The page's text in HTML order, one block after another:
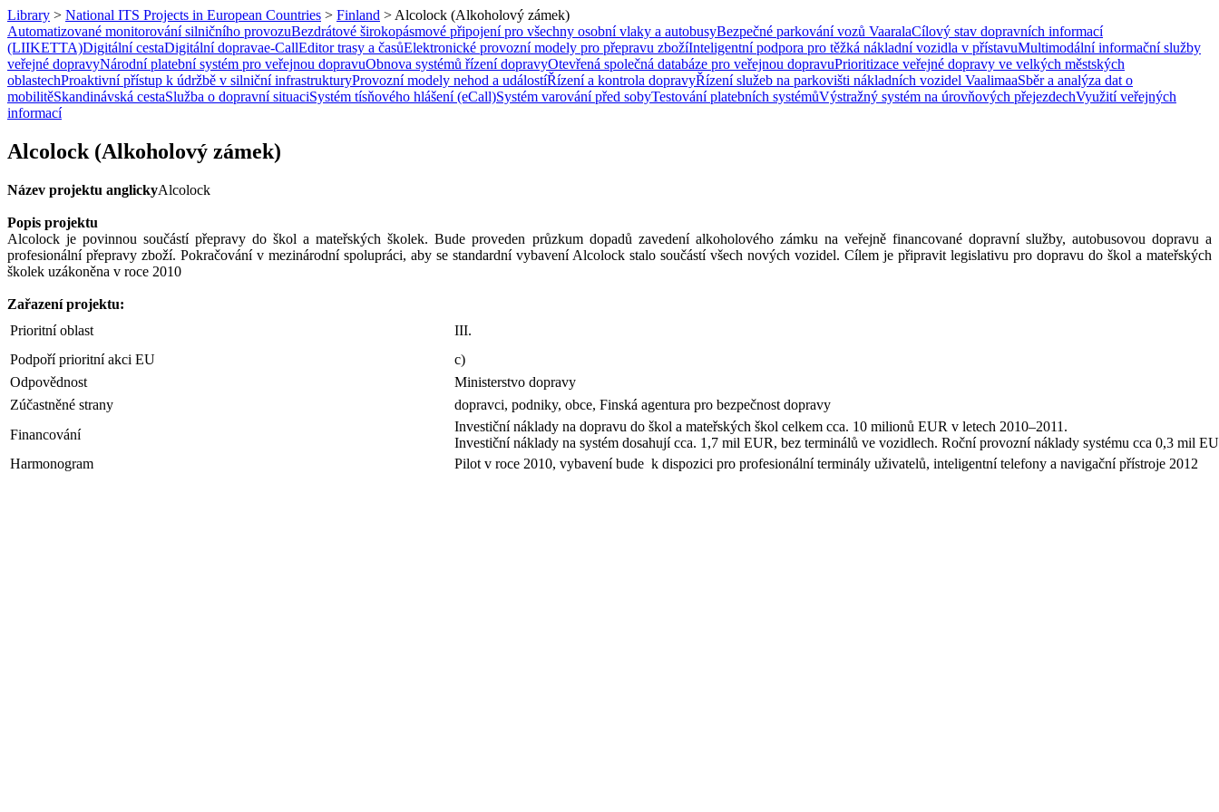
Library > National ITS Projects in European Countries > Finland > Alcolock (Alkoholový zámek)
Automatizované monitorování silničního provozuBezdrátové širokopásmové připojení pro všechny osobní vlaky a autobusyBezpečné parkování vozů VaaralaCílový stav dopravních informací
(LIIKETTA)Digitální cestaDigitální dopravae-CallEditor trasy a časůElektronické provozní modely pro přepravu zbožíInteligentní podpora pro těžká nákladní vozidla v přístavuMultimodální informační služby
veřejné dopravyNárodní platební systém pro veřejnou dopravuObnova systémů řízení dopravyOtevřená společná databáze pro veřejnou dopravuPrioritizace veřejné dopravy ve velkých městských
oblastechProaktivní přístup k údržbě v silniční infrastrukturyProvozní modely nehod a událostíŘízení a kontrola dopravyŘízení služeb na parkovišti nákladních vozidel VaalimaaSběr a analýza dat o
mobilitěSkandinávská cestaSlužba o dopravní situaciSystém tísňového hlášení (eCall)Systém varování před sobyTestování platebních systémůVýstražný systém na úrovňových přejezdechVyužití veřejných
informací
Alcolock (Alkoholový zámek)
Název projektu anglickyAlcolock
Popis projektu
Alcolock je povinnou součástí přepravy do škol a mateřských školek. Bude proveden průzkum dopadů zavedení alkoholového zámku na veřejně financované dopravní služby, autobusovou dopravu a
profesionální přepravy zboží. Pokračování v mezinárodní spolupráci, aby se standardní vybavení Alcolock stalo součástí všech nových vozidel. Cílem je připravit legislativu pro dopravu do škol a mateřských
školek uzákoněna v roce 2010
Zařazení projektu:
Prioritní oblast
III.
Podpoří prioritní akci EU
c)
Odpovědnost
Ministerstvo dopravy
Zúčastněné strany
dopravci, podniky, obce, Finská agentura pro bezpečnost dopravy
Financování
Investiční náklady na dopravu do škol a mateřských škol celkem cca. 10 milionů EUR v letech 2010–2011.
Investiční náklady na systém dosahují cca. 1,7 mil EUR, bez terminálů ve vozidlech. Roční provozní náklady systému cca 0,3 mil
Harmonogram
Pilot v roce 2010, vybavení bude k dispozici pro profesionální terminály uživatelů, inteligentní telefony a navigační přístroje 2012